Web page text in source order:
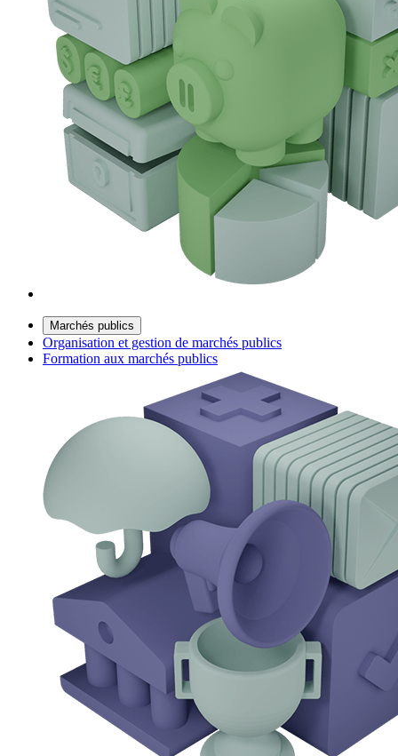
Marchés publics
Organisation et gestion de marchés publics
Formation aux marchés publics